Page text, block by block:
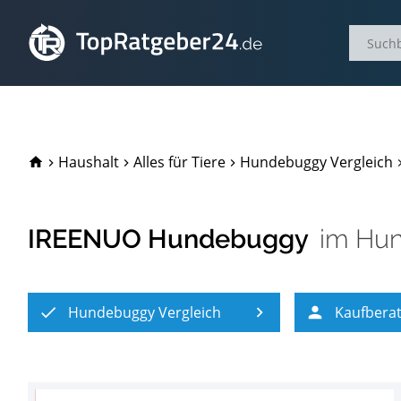
TopRatgeber24.de
Haushalt Alles für Tiere Hundebuggy Vergleich
IREENUO Hundebuggy im
Hundebuggy Vergleich